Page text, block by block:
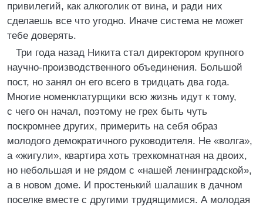
привилегий, как алкоголик от вина, и ради них
сделаешь все что угодно. Иначе система не может
тебе доверять.
Три года назад Никита стал директором крупного
научно-производственного объединения. Большой
пост, но занял он его всего в тридцать два года.
Многие номенклатурщики всю жизнь идут к тому,
с чего он начал, поэтому не грех быть чуть
поскромнее других, примерить на себя образ
молодого демократичного руководителя. Не «волга»,
а «жигули», квартира хоть трехкомнатная на двоих,
но небольшая и не рядом с «нашей ленинградской»,
а в новом доме. И простенький шалашик в дачном
поселке вместе с другими трудящимися. А молодая